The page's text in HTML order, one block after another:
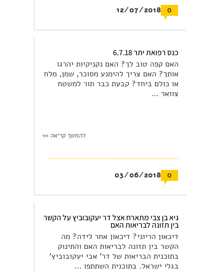
0
12/07/2018
כנס רפואת יתר 6.7.18
האם קפה טוב לך? האם נקניקיות יהרגו
אותך? האם צריך להימנע מסוכר, שמן, מלח
או כולם ביחד? קבעת כבר תור למשטח
צוואר …
להמשך קריאה >>
0
03/06/2018
גיא בן צבי מתארח אצל דר יעקובוביץ על הקשר
בין תזונה לבריאות האם
דיכאון הריוני? דיכאון אחר לידה? מה
הקשר בין תזונה לבריאות האם והתינוק
בתוכנית הבריאות של דר' אבי יעקובוביץ'
בגלי ישראל. בתוכנית השתתפו …